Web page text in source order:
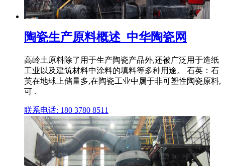
陶瓷生产原料概述_中华陶瓷网
高岭土原料除了用于生产陶瓷产品外,还被广泛用于造纸
工业以及建筑材料中涂料的填料等多种用途。 石英：石
英在地球上储量多,在陶瓷工业中属于非可塑性陶瓷原料,
可 .
联系电话: 180 3780 8511